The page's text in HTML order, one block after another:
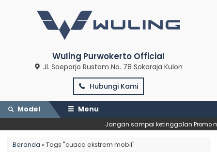
Wuling Purwokerto Official
Jl. Soeparjo Rustam No. 78 Sokaraja Kulon
Hubungi Kami
Model Menu
Jangan sampai ketinggalan Promo
Beranda » Tags "cuaca ekstrem mobil"